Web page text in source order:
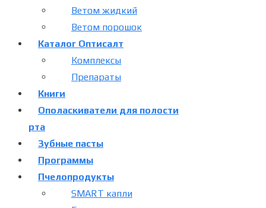
Ветом жидкий
Ветом порошок
Каталог Оптисалт
Комплексы
Препараты
Книги
Ополаскиватели для полости
рта
Зубные пасты
Программы
Пчелопродукты
SMART капли